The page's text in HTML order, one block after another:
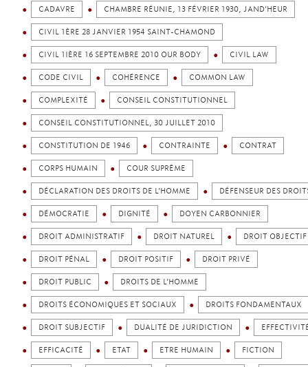
CADAVRE CHAMBRE RÉUNIE, 13 FÉVRIER 1930, JAND’HEUR
CIVIL 1ÈRE 28 JANVIER 1954 SAINT-CHAMOND
CIVIL 1IÈRE 16 SEPTEMBRE 2010 OUR BODY CIVIL LAW
CODE CIVIL COHÉRENCE COMMON LAW
COMPLEXITÉ CONSEIL CONSTITUTIONNEL
CONSEIL CONSTITUTIONNEL, 30 JUILLET 2010
CONSTITUTION DE 1946 CONTRAINTE CONTRAT
CORPS HUMAIN COUR SUPRÊME
DÉCLARATION DES DROITS DE L’HOMME DÉFENSEUR DES
DÉMOCRATIE DIGNITÉ DOYEN CARBONNIER
DROIT ADMINISTRATIF DROIT NATUREL DROIT OBJECTIF
DROIT PÉNAL DROIT POSITIF DROIT PRIVÉ
DROIT PUBLIC DROITS DE L’HOMME
DROITS ÉCONOMIQUES ET SOCIAUX DROITS FONDAMENTAUX
DROIT SUBJECTIF DUALITÉ DE JURIDICTION
EFFICACITÉ ETAT ETRE HUMAIN FICTION